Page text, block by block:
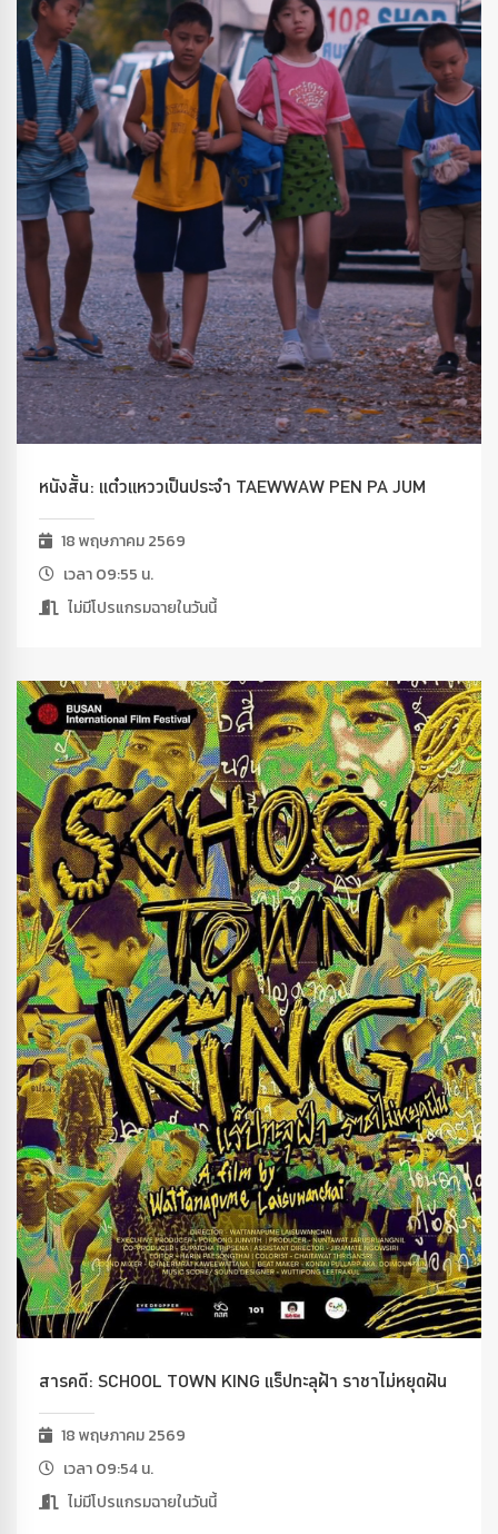
หนังสั้น: แต๋วแหววเป็นประจำ TAEWWAW PEN PA JUM
18 พฤษภาคม 2569
เวลา 09:55 น.
ไม่มีโปรแกรมฉายในวันนี้
สารคดี: SCHOOL TOWN KING แร็ปทะลุฝ้า ราชาไม่หยุดฝัน
18 พฤษภาคม 2569
เวลา 09:54 น.
ไม่มีโปรแกรมฉายในวันนี้